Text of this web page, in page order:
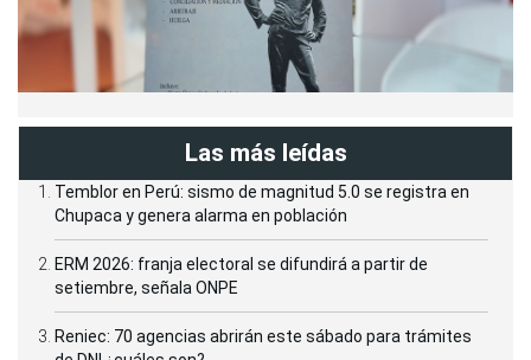
Las más leídas
Temblor en Perú: sismo de magnitud 5.0 se registra en
Chupaca y genera alarma en población
ERM 2026: franja electoral se difundirá a partir de
setiembre, señala ONPE
Reniec: 70 agencias abrirán este sábado para trámites